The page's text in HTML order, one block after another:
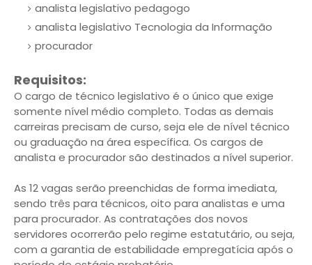
analista legislativo pedagogo
analista legislativo Tecnologia da Informação
procurador
Requisitos:
O cargo de técnico legislativo é o único que exige
somente nível médio completo. Todas as demais
carreiras precisam de curso, seja ele de nível técnico
ou graduação na área específica. Os cargos de
analista e procurador são destinados a nível superior.
As 12 vagas serão preenchidas de forma imediata,
sendo três para técnicos, oito para analistas e uma
para procurador. As contratações dos novos
servidores ocorrerão pelo regime estatutário, ou seja,
com a garantia de estabilidade empregatícia após o